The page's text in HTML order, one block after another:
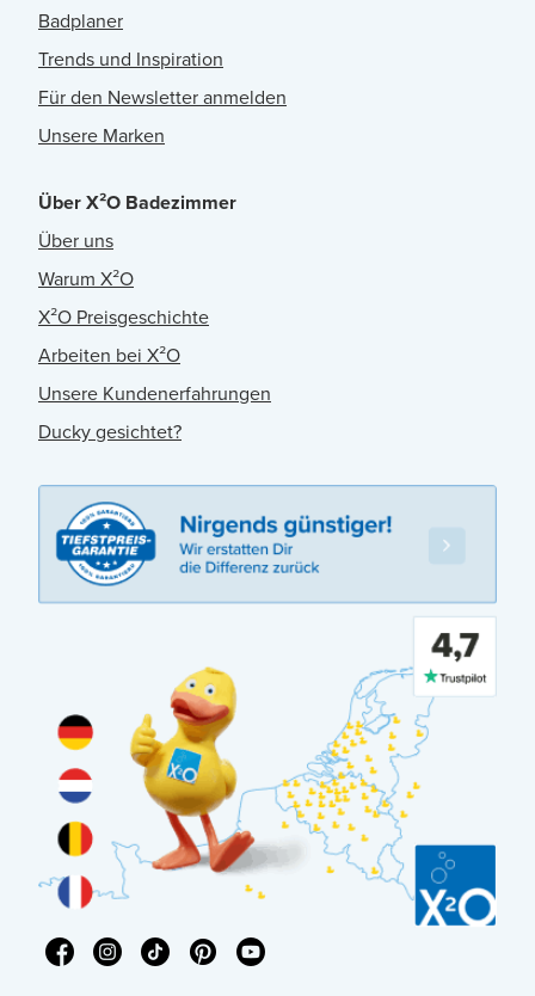
Badplaner
Trends und Inspiration
Für den Newsletter anmelden
Unsere Marken
Über X²O Badezimmer
Über uns
Warum X²O
X²O Preisgeschichte
Arbeiten bei X²O
Unsere Kundenerfahrungen
Ducky gesichtet?